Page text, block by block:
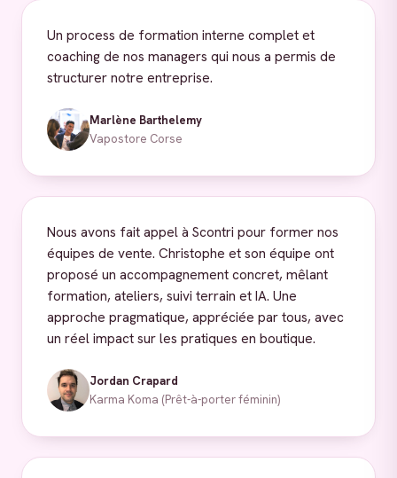
Un process de formation interne complet et
coaching de nos managers qui nous a permis de
structurer notre entreprise.
Marlène Barthelemy
Vapostore Corse
Nous avons fait appel à Scontri pour former nos
équipes de vente. Christophe et son équipe ont
proposé un accompagnement concret, mêlant
formation, ateliers, suivi terrain et IA. Une
approche pragmatique, appréciée par tous, avec
un réel impact sur les pratiques en boutique.
Jordan Crapard
Karma Koma (Prêt-à-porter féminin)